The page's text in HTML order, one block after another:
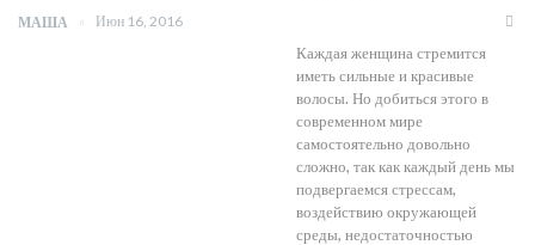
МАША Июн 16, 2016
Каждая женщина стремится
иметь сильные и красивые
волосы. Но добиться этого в
современном мире
самостоятельно довольно
сложно, так как каждый день мы
подвергаемся стрессам,
воздействию окружающей
среды, недостаточностью